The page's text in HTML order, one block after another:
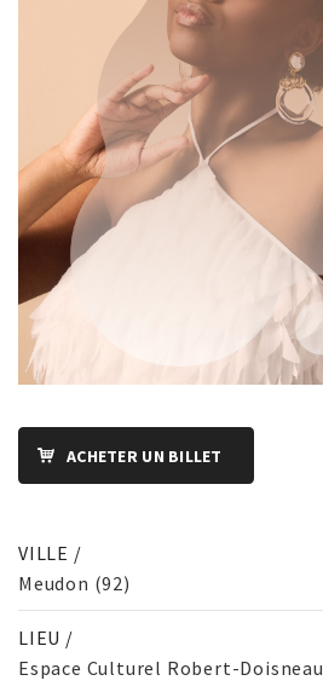
ACHETER UN BILLET
VILLE /
Meudon (92)
LIEU /
Espace Culturel Robert-Doisneau